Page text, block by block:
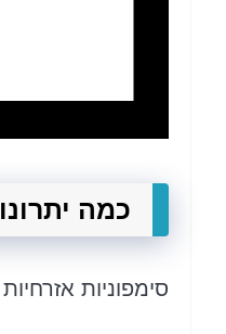
כמה
סימפוניות